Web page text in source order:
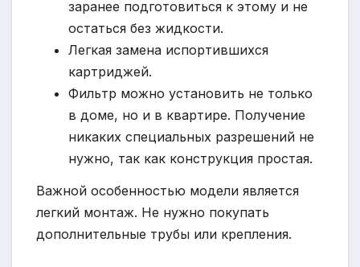
заранее подготовиться к этому и не
остаться без жидкости.
Легкая замена испортившихся
картриджей.
Фильтр можно установить не только
в доме, но и в квартире. Получение
никаких специальных разрешений не
нужно, так как конструкция простая.
Важной особенностью модели является
легкий монтаж. Не нужно покупать
дополнительные трубы или крепления.